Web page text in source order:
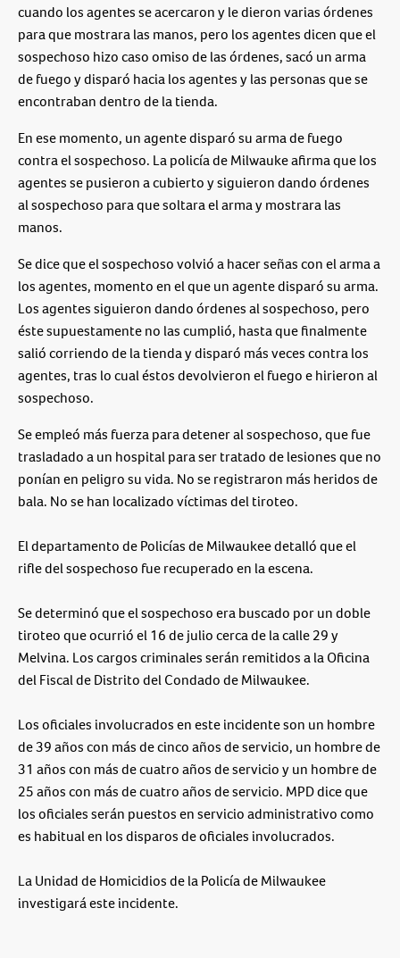
cuando los agentes se acercaron y le dieron varias órdenes
para que mostrara las manos, pero los agentes dicen que el
sospechoso hizo caso omiso de las órdenes, sacó un arma
de fuego y disparó hacia los agentes y las personas que se
encontraban dentro de la tienda.
En ese momento, un agente disparó su arma de fuego
contra el sospechoso. La policía de Milwauke afirma que los
agentes se pusieron a cubierto y siguieron dando órdenes
al sospechoso para que soltara el arma y mostrara las
manos.
Se dice que el sospechoso volvió a hacer señas con el arma a
los agentes, momento en el que un agente disparó su arma.
Los agentes siguieron dando órdenes al sospechoso, pero
éste supuestamente no las cumplió, hasta que finalmente
salió corriendo de la tienda y disparó más veces contra los
agentes, tras lo cual éstos devolvieron el fuego e hirieron al
sospechoso.
Se empleó más fuerza para detener al sospechoso, que fue
trasladado a un hospital para ser tratado de lesiones que no
ponían en peligro su vida. No se registraron más heridos de
bala. No se han localizado víctimas del tiroteo.
El departamento de Policías de Milwaukee detalló que el
rifle del sospechoso fue recuperado en la escena.
Se determinó que el sospechoso era buscado por un doble
tiroteo que ocurrió el 16 de julio cerca de la calle 29 y
Melvina. Los cargos criminales serán remitidos a la Oficina
del Fiscal de Distrito del Condado de Milwaukee.
Los oficiales involucrados en este incidente son un hombre
de 39 años con más de cinco años de servicio, un hombre de
31 años con más de cuatro años de servicio y un hombre de
25 años con más de cuatro años de servicio. MPD dice que
los oficiales serán puestos en servicio administrativo como
es habitual en los disparos de oficiales involucrados.
La Unidad de Homicidios de la Policía de Milwaukee
investigará este incidente.